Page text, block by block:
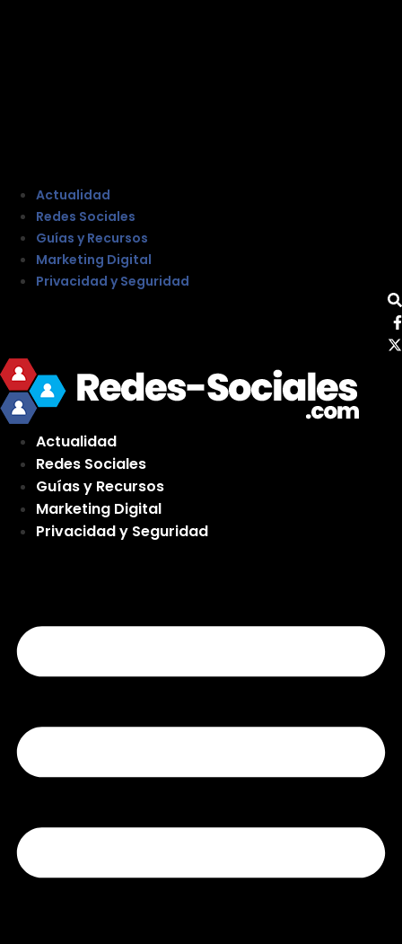
Actualidad
Redes Sociales
Guías y Recursos
Marketing Digital
Privacidad y Seguridad
Actualidad
Redes Sociales
Guías y Recursos
Marketing Digital
Privacidad y Seguridad